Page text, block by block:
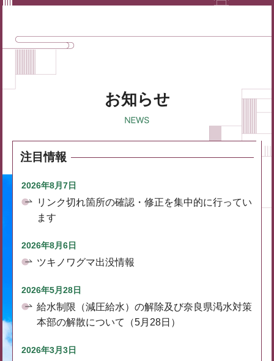
お知らせ
注目情報
2026年8月7日
リンク切れ箇所の確認・修正を集中的に行ってい
ます
2026年8月6日
ツキノワグマ出没情報
2026年5月28日
給水制限（減圧給水）の解除及び奈良県渇水対策
本部の解散について（5月28日）
2026年3月3日